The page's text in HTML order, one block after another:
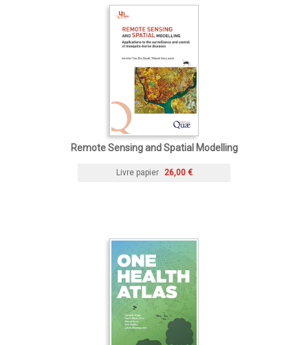
Remote Sensing and Spatial Modelling
Livre papier 26,00 €